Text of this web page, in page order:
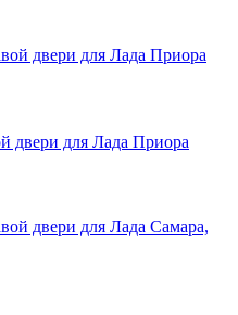
двери для Лада Приора